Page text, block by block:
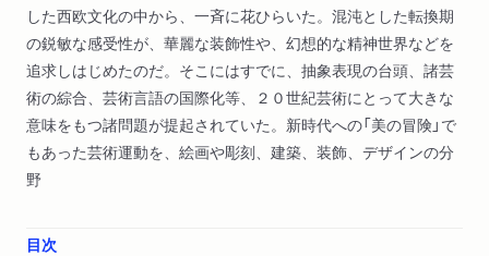
した西欧文化の中から、一斉に花ひらいた。混沌とした転換期
の鋭敏な感受性が、華麗な装飾性や、幻想的な精神世界などを
追求しはじめたのだ。そこにはすでに、抽象表現の台頭、諸芸
術の綜合、芸術言語の国際化等、２０世紀芸術にとって大きな
意味をもつ諸問題が提起されていた。新時代への「美の冒険」で
もあった芸術運動を、絵画や彫刻、建築、装飾、デザインの分
野
目次